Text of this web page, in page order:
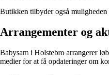
Butikken tilbyder også
Arrangementer og
Babysam i Holstebro arrangerer
medier for at få opdateringer om